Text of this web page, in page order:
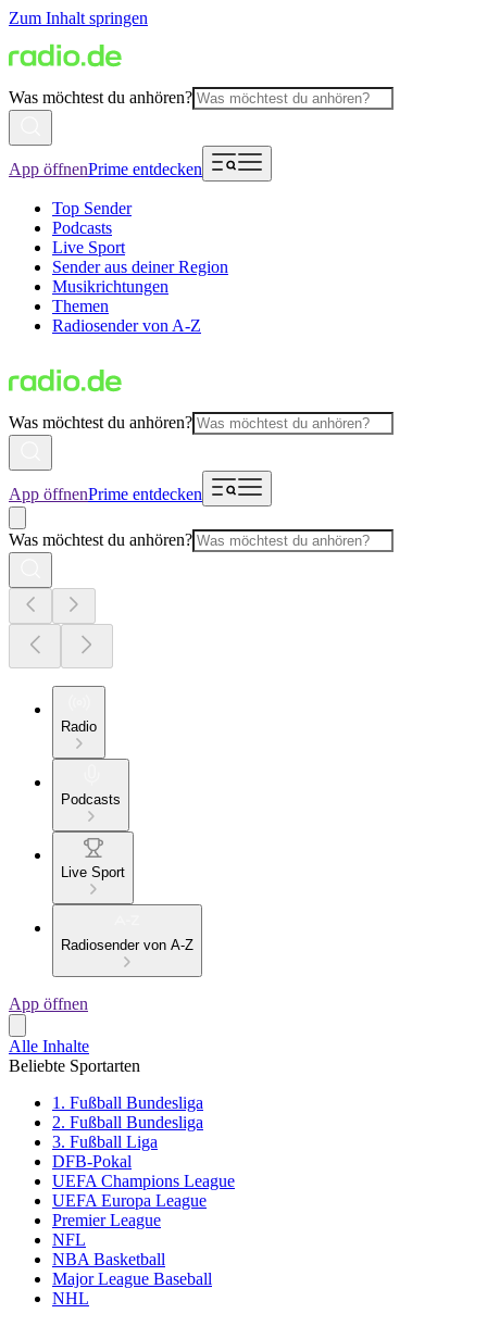
Zum Inhalt springen
Was möchtest du anhören?
App öffnenPrime entdecken
Top Sender
Podcasts
Live Sport
Sender aus deiner Region
Musikrichtungen
Themen
Radiosender von A-Z
Was möchtest du anhören?
App öffnenPrime entdecken
Was möchtest du anhören?
Radio
Podcasts
Live Sport
Radiosender von A-Z
App öffnen
Alle Inhalte
Beliebte Sportarten
1. Fußball Bundesliga
2. Fußball Bundesliga
3. Fußball Liga
DFB-Pokal
UEFA Champions League
UEFA Europa League
Premier League
NFL
NBA Basketball
Major League Baseball
NHL